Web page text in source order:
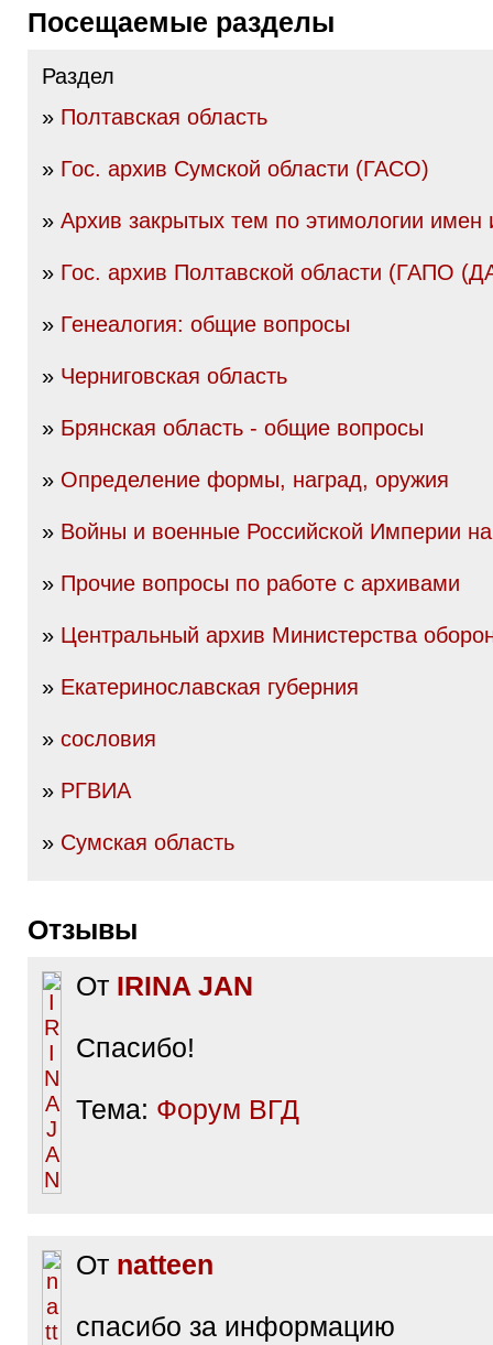
Посещаемые разделы
Раздел
» Полтавская область
» Гос. архив Сумской области (ГАСО)
» Архив закрытых тем по этимологии
» Гос. архив Полтавской области (ГАПО
» Генеалогия: общие вопросы
» Черниговская область
» Брянская область - общие вопросы
» Определение формы, наград, оружия
» Войны и военные Российской Империи
» Прочие вопросы по работе с архивами
» Центральный архив Министерства
» Екатеринославская губерния
» сословия
» РГВИА
» Сумская область
Отзывы
От IRINA JAN
Спасибо!
Тема: Форум ВГД
От natteen
спасибо за информацию